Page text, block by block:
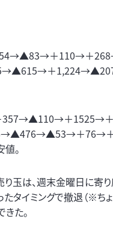
＋1054→▲83→＋110→
＋
＋357→▲110→＋
＋76→＋
。
玉は、週末金曜日に寄
イミングで撤退（※ちょ
た。